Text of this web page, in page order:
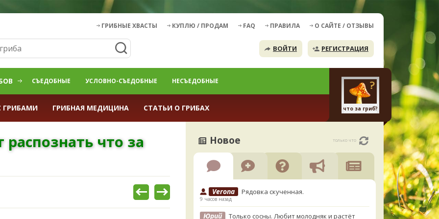
ГРИБНЫЕ ХВАСТЫ КУПЛЮ / ПРОДАМ FAQ ПРАВИЛА О САЙТЕ / ОТЗЫВЫ
ВОЙТИ РЕГИСТРАЦИЯ
СЪЕДОБНЫЕ УСЛОВНО-СЪЕДОБНЫЕ НЕСЪЕДОБНЫЕ
ГРИБАМИ ГРИБНАЯ МЕДИЦИНА СТАТЬИ О ГРИБАХ что за гриб?
что за
Новое только что
Verona Рядовка скученная.
9 часов назад
Юрий
Только сосны. Любит молодняк и растёт